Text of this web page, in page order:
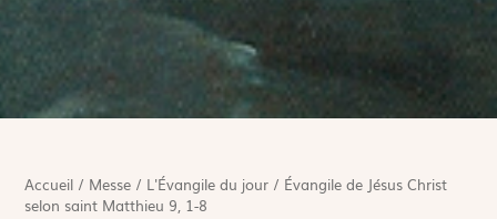
Accueil / Messe / L'Évangile du jour / Évangile de Jésus Christ
selon saint Matthieu 9, 1-8